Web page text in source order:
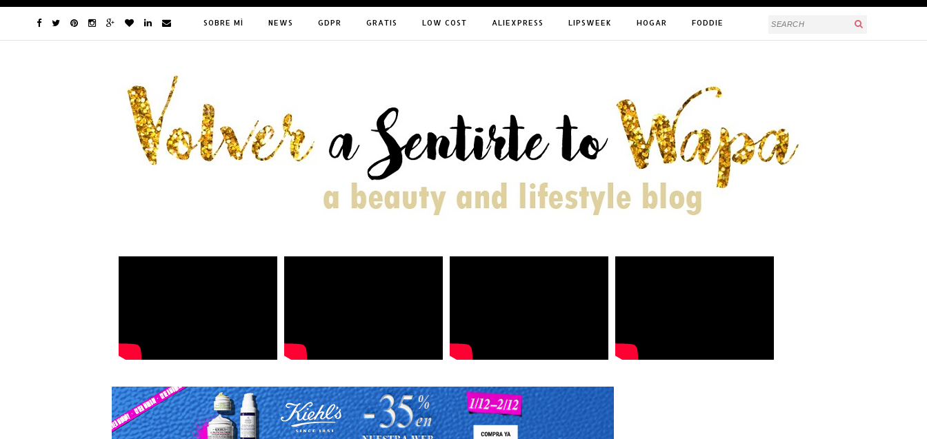
SOBRE MÍ NEWS GDPR GRATIS LOW COST ALIEXPRESS LIPSWEEK HOGAR FODDIE